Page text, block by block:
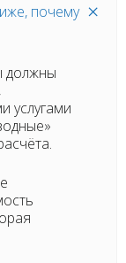
почему
должны
услугами